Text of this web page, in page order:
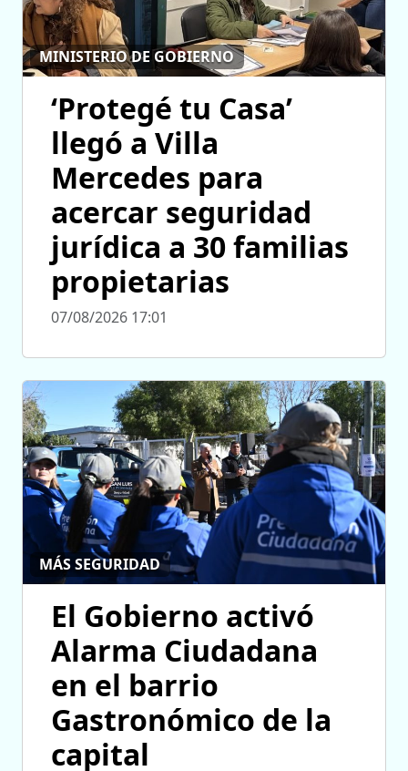
MINISTERIO DE GOBIERNO
‘Protegé tu Casa’
llegó a Villa
Mercedes para
acercar seguridad
jurídica a 30 familias
propietarias
07/08/2026 17:01
MÁS SEGURIDAD
El Gobierno activó
Alarma Ciudadana
en el barrio
Gastronómico de la
capital